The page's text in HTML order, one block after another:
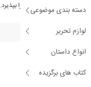
دسته بندی موضوعی
لوازم تحریر
انواع داستان
کتاب های برگزیده
مسئولیت سرنوشت خود را بپذیرد.
درباره سال بلو